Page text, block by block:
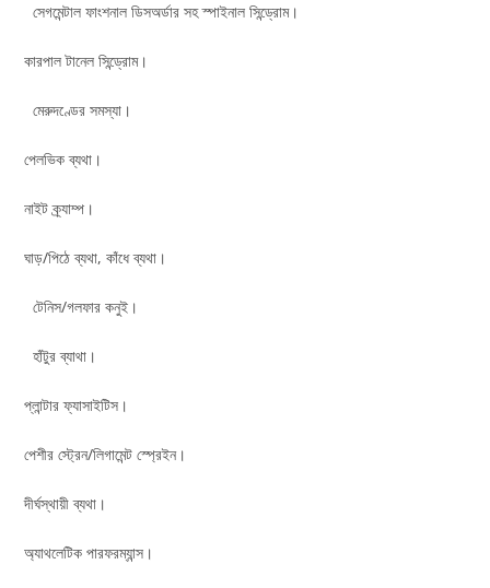
সেগমেন্টাল ফাংশনাল ডিসঅর্ডার সহ স্পাইনাল সিন্ড্রোম।
কারপাল টানেল সিন্ড্রোম।
মেরুদণ্ডের সমস্যা।
পেলভিক ব্যথা।
নাইট ক্র্যাম্প।
ঘাড়/পিঠে ব্যথা, কাঁধে ব্যথা।
টেনিস/গলফার কনুই।
হাঁটুর ব্যাথা।
প্লান্টার ফ্যাসাইটিস।
পেশীর স্ট্রেন/লিগামেন্ট স্প্রেইন।
দীর্ঘস্থায়ী ব্যথা।
অ্যাথলেটিক পারফরম্যান্স।